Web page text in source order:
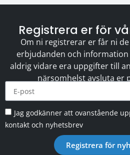
Registrera er för
Om ni registrerar er får ni
erbjudanden och information
aldrig vidare era uppgifter till
närsomhelst avsluta er
Jag godkänner att ovanstående
kontakt och nyhetsbrev
Registrera för